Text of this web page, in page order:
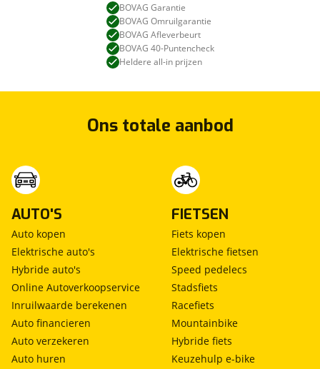
BOVAG Garantie
BOVAG Omruilgarantie
BOVAG Afleverbeurt
BOVAG 40-Puntencheck
Heldere all-in prijzen
Ons totale aanbod
AUTO'S
Auto kopen
Elektrische auto's
Hybride auto's
Online Autoverkoopservice
Inruilwaarde berekenen
Auto financieren
Auto verzekeren
Auto huren
FIETSEN
Fiets kopen
Elektrische fietsen
Speed pedelecs
Stadsfiets
Racefiets
Mountainbike
Hybride fiets
Keuzehulp e-bike